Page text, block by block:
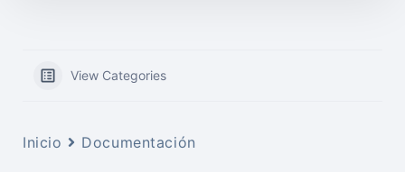
View Categories
Inicio Documentación